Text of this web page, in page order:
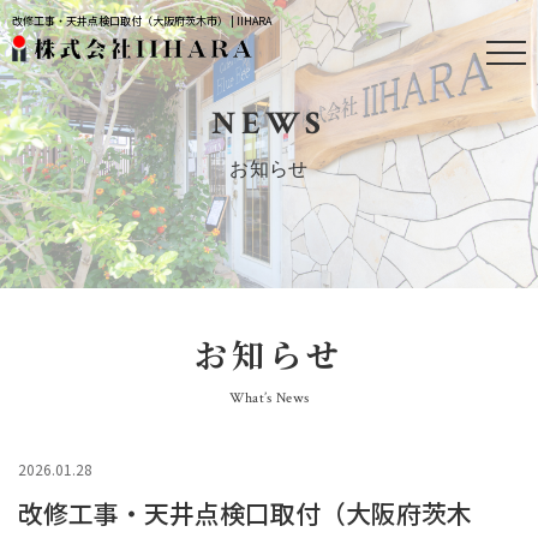
改修工事・天井点検口取付（大阪府茨木市） | IIHARA
NEWS
お知らせ
お知らせ
What’s News
2026.01.28
改修工事・天井点検口取付（大阪府茨木